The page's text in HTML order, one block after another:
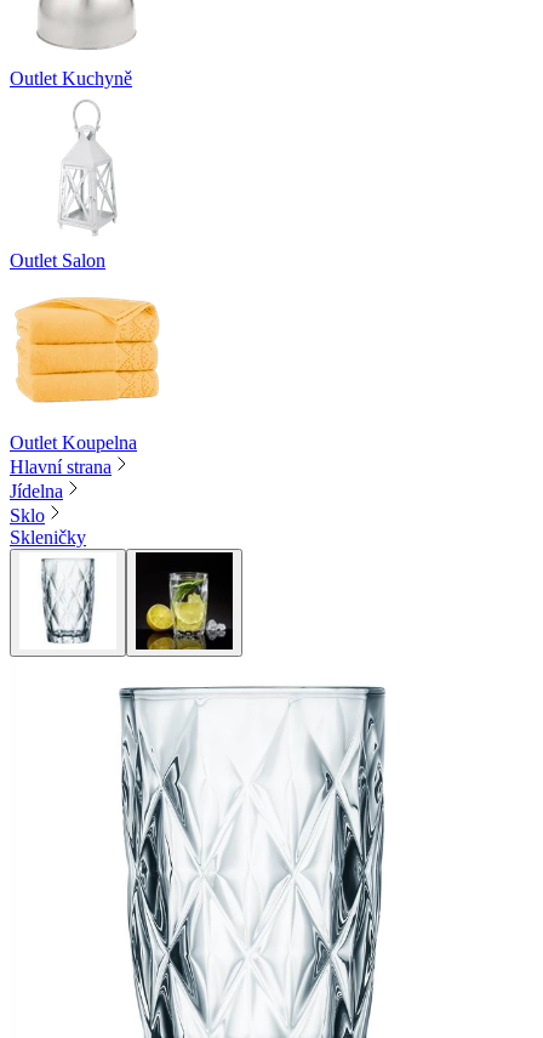
Outlet Kuchyně
Outlet Salon
Outlet Koupelna
Hlavní strana
Jídelna
Sklo
Skleničky